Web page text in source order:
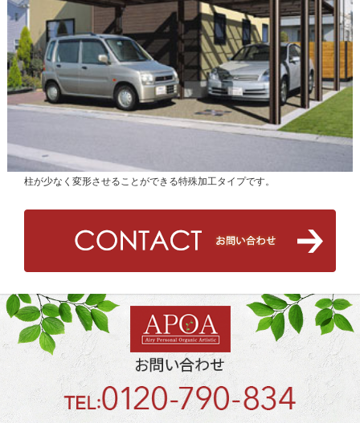
柱が少なく変形させることができる特殊加工タイプです。